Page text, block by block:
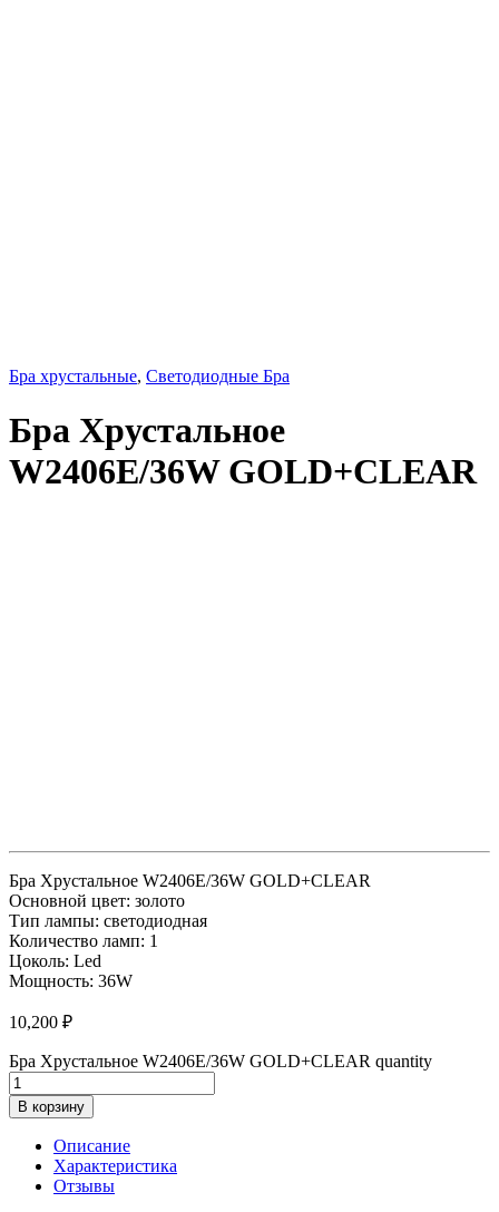
Бра хрустальные, Светодиодные Бра
Бра Хрустальное
W2406E/36W GOLD+CLEAR
Бра Хрустальное W2406E/36W GOLD+CLEAR
Основной цвет: золото
Тип лампы: светодиодная
Количество ламп: 1
Цоколь: Led
Мощность: 36W
10,200 ₽
Бра Хрустальное W2406E/36W GOLD+CLEAR quantity
В корзину
Описание
Характеристика
Отзывы